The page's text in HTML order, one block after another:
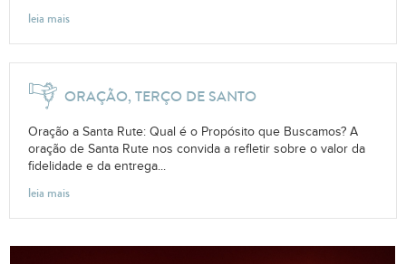
leia mais
ORAÇÃO, TERÇO DE SANTO
Oração a Santa Rute: Qual é o Propósito que Buscamos? A
oração de Santa Rute nos convida a refletir sobre o valor da
fidelidade e da entrega...
leia mais